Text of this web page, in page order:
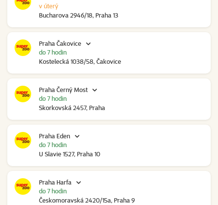
Bucharova 2946/18, Praha 13
v úterý
Praha Čakovice
Kostelecká 1038/58, Čakovice
do 7 hodin
Praha Černý Most
Skorkovská 2457, Praha
do 7 hodin
Praha Eden
U Slavie 1527, Praha 10
do 7 hodin
Praha Harfa
Českomoravská 2420/15a, Praha 9
do 7 hodin